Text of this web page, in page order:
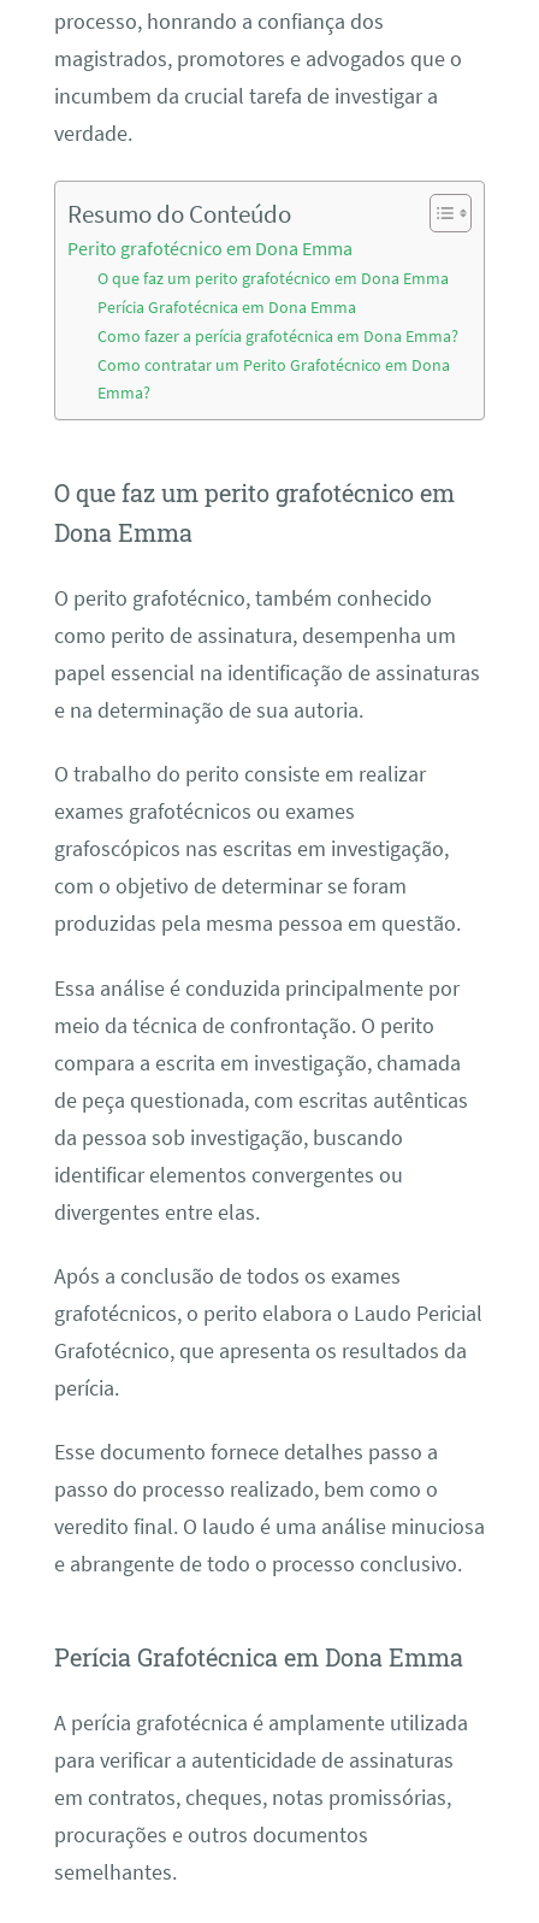
processo, honrando a confiança dos
magistrados, promotores e advogados que o
incumbem da crucial tarefa de investigar a
verdade.
Resumo do Conteúdo
Perito grafotécnico em Dona Emma
O que faz um perito grafotécnico em Dona Emma
Perícia Grafotécnica em Dona Emma
Como fazer a perícia grafotécnica em Dona Emma?
Como contratar um Perito Grafotécnico em Dona
Emma?
O que faz um perito grafotécnico em
Dona Emma
O perito grafotécnico, também conhecido
como perito de assinatura, desempenha um
papel essencial na identificação de assinaturas
e na determinação de sua autoria.
O trabalho do perito consiste em realizar
exames grafotécnicos ou exames
grafoscópicos nas escritas em investigação,
com o objetivo de determinar se foram
produzidas pela mesma pessoa em questão.
Essa análise é conduzida principalmente por
meio da técnica de confrontação. O perito
compara a escrita em investigação, chamada
de peça questionada, com escritas autênticas
da pessoa sob investigação, buscando
identificar elementos convergentes ou
divergentes entre elas.
Após a conclusão de todos os exames
grafotécnicos, o perito elabora o Laudo Pericial
Grafotécnico, que apresenta os resultados da
perícia.
Esse documento fornece detalhes passo a
passo do processo realizado, bem como o
veredito final. O laudo é uma análise minuciosa
e abrangente de todo o processo conclusivo.
Perícia Grafotécnica em Dona Emma
A perícia grafotécnica é amplamente utilizada
para verificar a autenticidade de assinaturas
em contratos, cheques, notas promissórias,
procurações e outros documentos
semelhantes.